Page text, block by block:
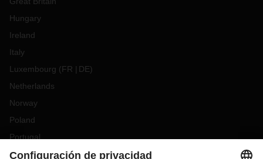
Hungary
Ireland
Italy
Luxembourg (FR DE)
Netherlands
Norway
Poland
Portugal
Romania